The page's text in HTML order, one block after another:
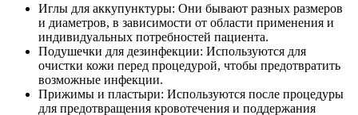
Иглы для аккупунктуры: Они бывают разных размеров
и диаметров, в зависимости от области применения и
индивидуальных потребностей пациента.
Подушечки для дезинфекции: Используются для
очистки кожи перед процедурой, чтобы предотвратить
возможные инфекции.
Прижимы и пластыри: Используются после процедуры
для предотвращения кровотечения и поддержания